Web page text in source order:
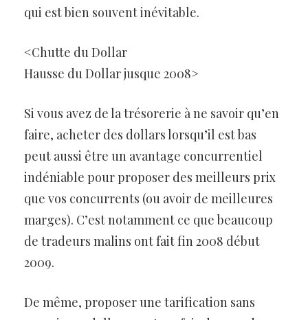
qui est bien souvent inévitable.
<Chutte du Dollar
Hausse du Dollar jusque 2008>
Si vous avez de la trésorerie à ne savoir qu’en
faire, acheter des dollars lorsqu’il est bas
peut aussi être un avantage concurrentiel
indéniable pour proposer des meilleurs prix
que vos concurrents (ou avoir de meilleures
marges). C’est notamment ce que beaucoup
de tradeurs malins ont fait fin 2008 début
2009.
De même, proposer une tarification sans